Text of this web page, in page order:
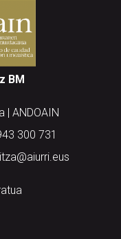
BM
| ANDOAIN
300 731